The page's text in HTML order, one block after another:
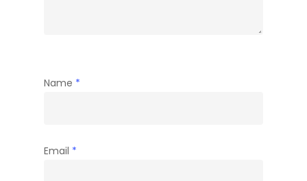
Name *
Email *